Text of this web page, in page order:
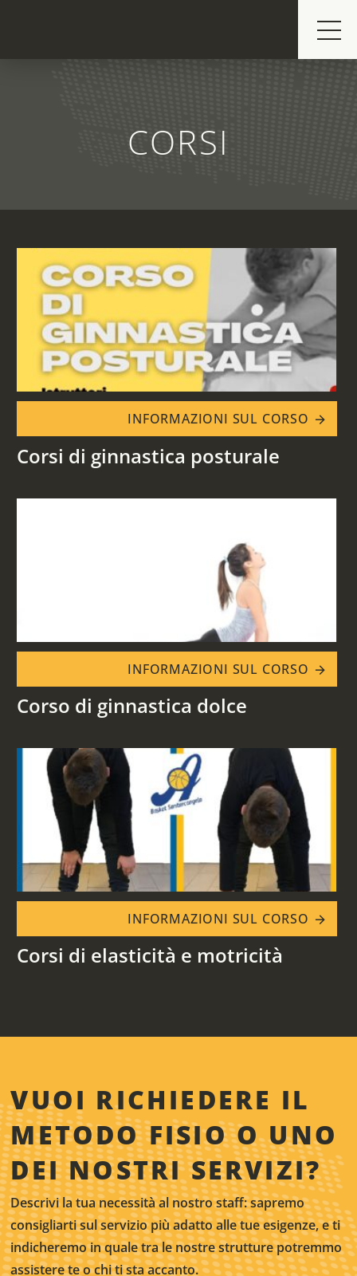
CORSI
INFORMAZIONI SUL CORSO arrow_forward
Corsi di ginnastica posturale
INFORMAZIONI SUL CORSO arrow_forward
Corso di ginnastica dolce
INFORMAZIONI SUL CORSO arrow_forward
Corsi di elasticità e motricità
VUOI RICHIEDERE IL
METODO FISIO O UNO
DEI NOSTRI SERVIZI?
Descrivi la tua necessità al nostro staff: sapremo
consigliarti sul servizio più adatto alle tue esigenze, e ti
indicheremo in quale tra le nostre strutture potremmo
assistere te o chi ti sta accanto.